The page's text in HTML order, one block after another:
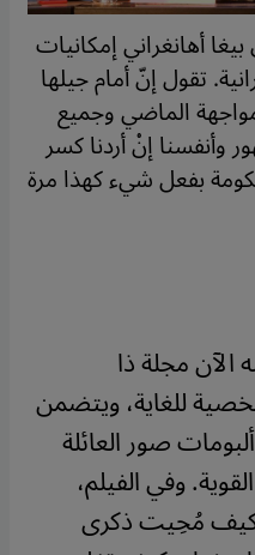
أهانغراني إمكانيات
تقول إنّ أمام جيلها
مواجهة الماضي وجميع
وأنفسنا إنْ أردنا كسر
بفعل شيء كهذا مرة
الآن مجلة ذا
للغاية، ويتضمن
صور العائلة
وفي الفيلم،
كيف مُحِيت ذكرى